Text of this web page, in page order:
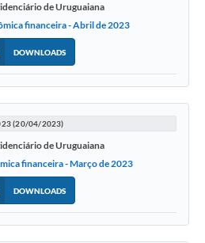
de Uruguaiana
financeira - Abril de 2023
DOWNLOADS
(20/04/2023)
de Uruguaiana
financeira - Março de 2023
DOWNLOADS